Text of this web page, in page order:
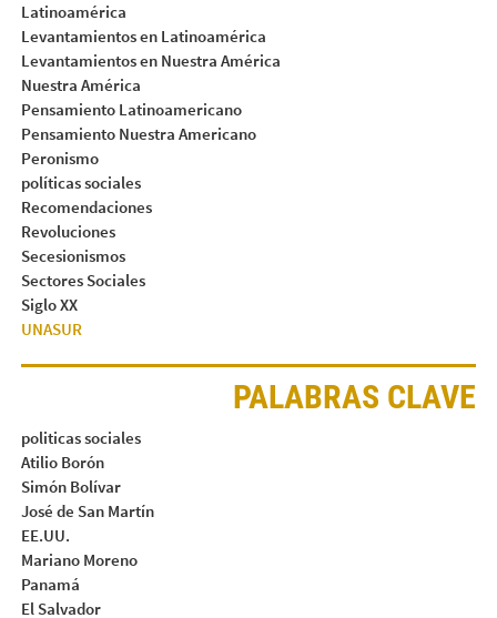
Latinoamérica
Levantamientos en Latinoamérica
Levantamientos en Nuestra América
Nuestra América
Pensamiento Latinoamericano
Pensamiento Nuestra Americano
Peronismo
políticas sociales
Recomendaciones
Revoluciones
Secesionismos
Sectores Sociales
Siglo XX
UNASUR
PALABRAS CLAVE
politicas sociales
Atilio Borón
Simón Bolívar
José de San Martín
EE.UU.
Mariano Moreno
Panamá
El Salvador